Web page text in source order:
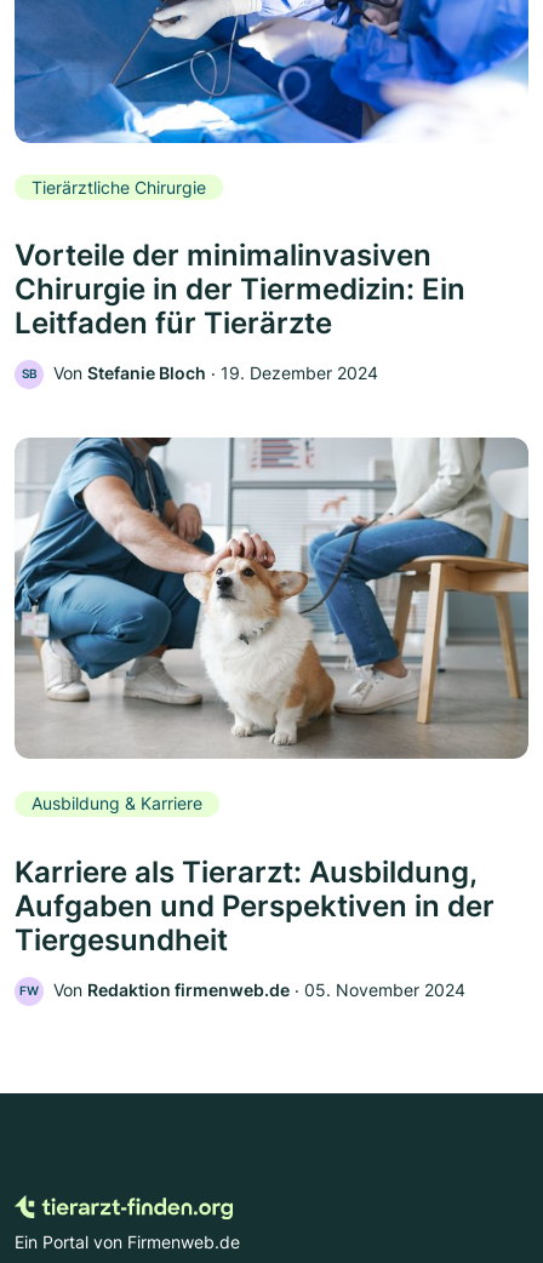
Tierärztliche Chirurgie
Vorteile der minimalinvasiven
Chirurgie in der Tiermedizin: Ein
Leitfaden für Tierärzte
SB Von Stefanie Bloch ‧ 19. Dezember 2024
Ausbildung & Karriere
Karriere als Tierarzt: Ausbildung,
Aufgaben und Perspektiven in der
Tiergesundheit
FW Von Redaktion firmenweb.de ‧ 05. November 2024
Ein Portal von Firmenweb.de